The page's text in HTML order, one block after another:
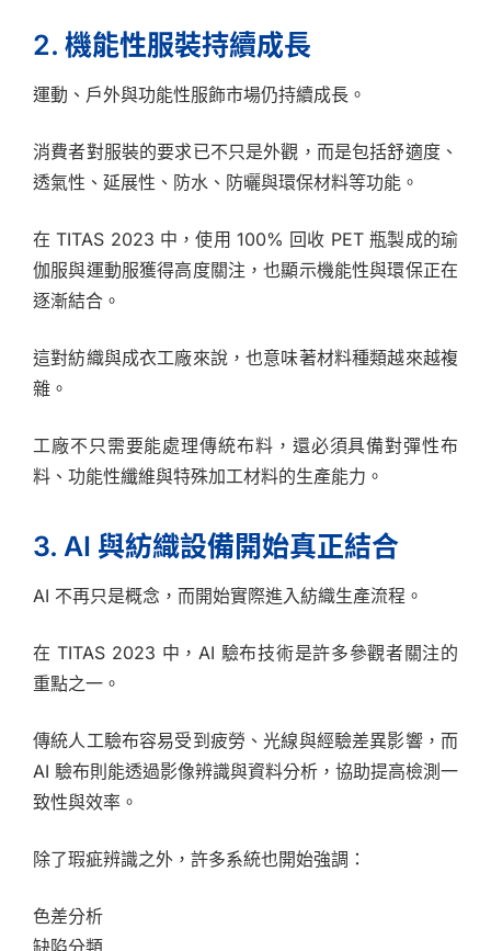
2. 機能性服裝持續成長
運動、戶外與功能性服飾市場仍持續成長。
消費者對服裝的要求已不只是外觀，而是包括舒適度、
透氣性、延展性、防水、防曬與環保材料等功能。
在 TITAS 2023 中，使用 100% 回收 PET 瓶製成的瑜
伽服與運動服獲得高度關注，也顯示機能性與環保正在
逐漸結合。
這對紡織與成衣工廠來說，也意味著材料種類越來越複
雜。
工廠不只需要能處理傳統布料，還必須具備對彈性布
料、功能性纖維與特殊加工材料的生產能力。
3. AI 與紡織設備開始真正結合
AI 不再只是概念，而開始實際進入紡織生產流程。
在 TITAS 2023 中，AI 驗布技術是許多參觀者關注的
重點之一。
傳統人工驗布容易受到疲勞、光線與經驗差異影響，而
AI 驗布則能透過影像辨識與資料分析，協助提高檢測一
致性與效率。
除了瑕疵辨識之外，許多系統也開始強調：
色差分析